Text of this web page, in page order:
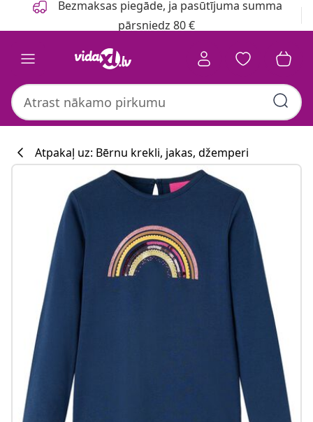
Bezmaksas piegāde, ja pasūtījuma summa
pārsniedz 80 €
Atpakaļ uz: Bērnu krekli, jakas, džemperi